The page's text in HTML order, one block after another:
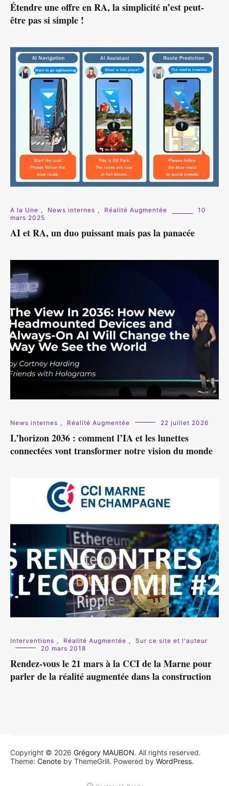
Étendre une offre en RA, la simplicité n’est peut-
être pas si simple !
A la Une , News internes , Réalité Augmentée
10
mars 2025
AI et RA, un duo puissant mais pas la panacée
News internes , Réalité Augmentée 22 juillet 2026
L’horizon 2036 : comment l’IA et les lunettes
connectées vont transformer notre vision du monde
Interventions , Réalité Augmentée ,
Sur ce site et l'auteur
20 mars 2018
Rendez-vous le 21 mars à la CCI de la Marne pour
parler de la réalité augmentée dans la construction
Copyright © 2026 Grégory MAUBON. All rights reserved.
Theme: Cenote by ThemeGrill. Powered by WordPress.